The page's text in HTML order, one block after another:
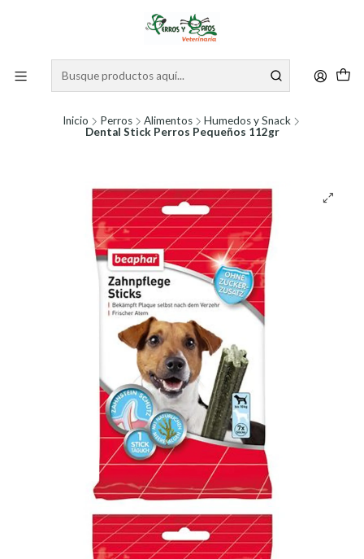
Inicio Perros Alimentos
Humedos y Snack
Dental Stick Perros Pequeños 112gr